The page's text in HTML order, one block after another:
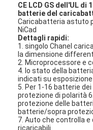
CE LCD GS dell'UL di
batterie del
Caricabatteria astuto
NiCad
Dettagli rapidi:
1. singolo Chanel
la dimensione
2. Microprocessore e
4. lo stato della
indicati su esposizione
5. Per 1-16 batterie dei
protezione di polarità
protezione delle
batterie/sopra
7. Auto che controlla
ricaricabili